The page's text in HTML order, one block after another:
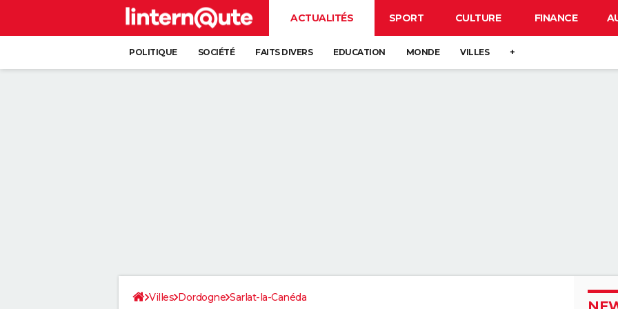
ACTUALITÉS SPORT CULTURE FINANCE
POLITIQUE SOCIÉTÉ FAITS DIVERS EDUCATION MONDE VILLES +
Villes Dordogne Sarlat-la-Canéda